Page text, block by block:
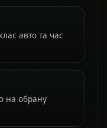
авто та час
на обрану